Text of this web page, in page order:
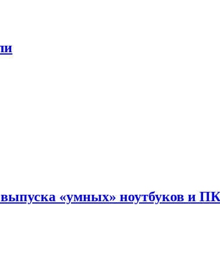
«умных» ноутбуков и ПК